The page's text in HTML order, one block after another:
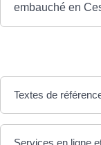
embauché en
Textes de
Services en ligne